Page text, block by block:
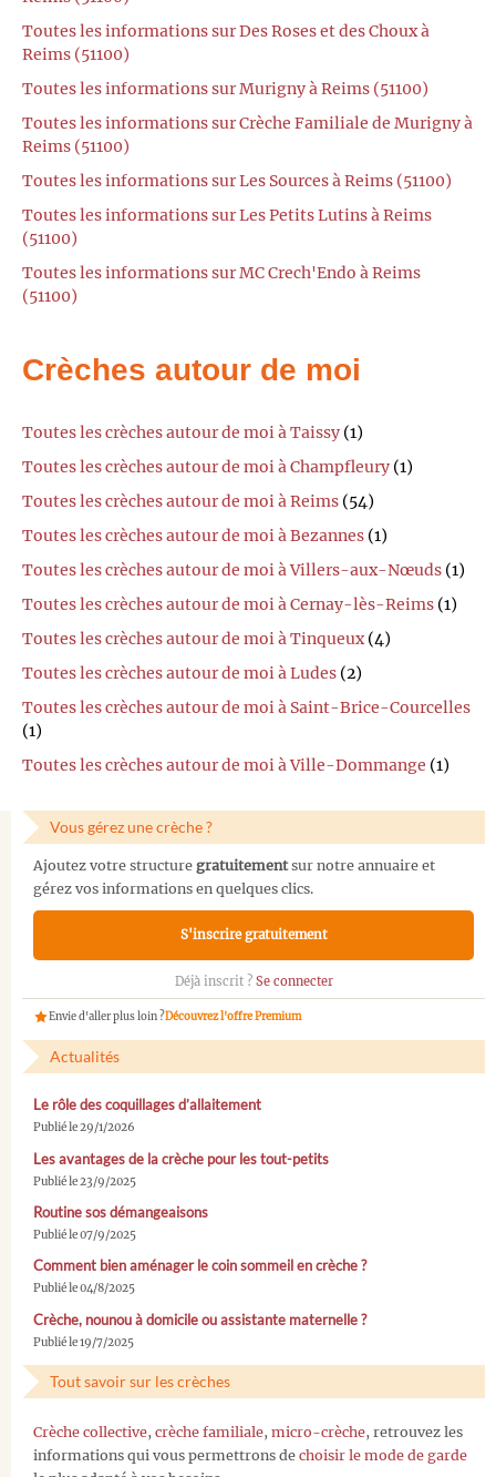
Toutes les informations sur Des Roses et des Choux à
Reims (51100)
Toutes les informations sur Murigny à Reims (51100)
Toutes les informations sur Crèche Familiale de Murigny à
Reims (51100)
Toutes les informations sur Les Sources à Reims (51100)
Toutes les informations sur Les Petits Lutins à Reims
(51100)
Toutes les informations sur MC Crech'Endo à Reims
(51100)
Crèches autour de moi
Toutes les crèches autour de moi à Taissy (1)
Toutes les crèches autour de moi à Champfleury (1)
Toutes les crèches autour de moi à Reims (54)
Toutes les crèches autour de moi à Bezannes (1)
Toutes les crèches autour de moi à Villers-aux-Nœuds (1)
Toutes les crèches autour de moi à Cernay-lès-Reims (1)
Toutes les crèches autour de moi à Tinqueux (4)
Toutes les crèches autour de moi à Ludes (2)
Toutes les crèches autour de moi à Saint-Brice-Courcelles
(1)
Toutes les crèches autour de moi à Ville-Dommange (1)
Vous gérez une crèche ?
Ajoutez votre structure gratuitementsur notre annuaire et
gérez vos informations en quelques clics.
S'inscrire gratuitement
Déjà inscrit ? Se connecter
Envie d'aller plus loin ?Découvrez l'offre Premium
Actualités
Le rôle des coquillages d’allaitement
Publié le 29/1/2026
Les avantages de la crèche pour les tout-petits
Publié le 23/9/2025
Routine sos démangeaisons
Publié le 07/9/2025
Comment bien aménager le coin sommeil en crèche ?
Publié le 04/8/2025
Crèche, nounou à domicile ou assistante maternelle ?
Publié le 19/7/2025
Tout savoir sur les crèches
Crèche collective, crèche familiale, micro-crèche, retrouvez les
informations qui vous permettrons de choisir le mode de garde